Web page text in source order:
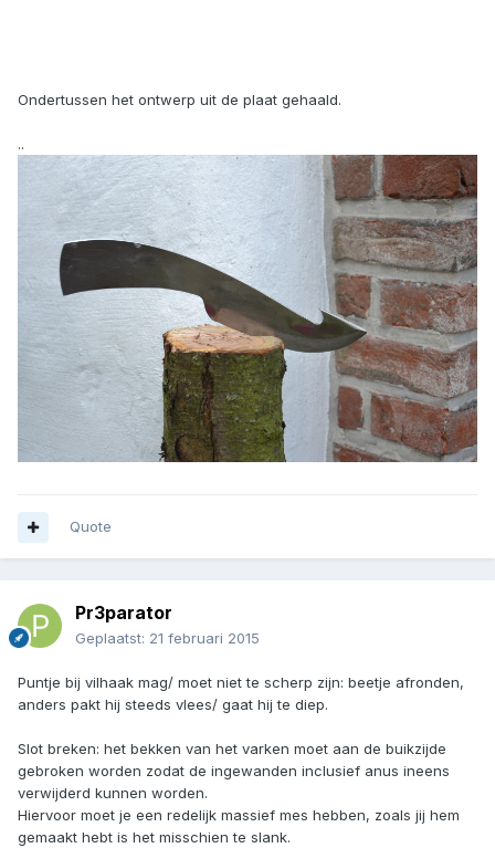
Ondertussen het ontwerp uit de plaat gehaald.
..
Quote
Pr3parator
Geplaatst: 21 februari 2015
Puntje bij vilhaak mag/ moet niet te scherp zijn: beetje afronden,
anders pakt hij steeds vlees/ gaat hij te diep.
Slot breken: het bekken van het varken moet aan de buikzijde
gebroken worden zodat de ingewanden inclusief anus ineens
verwijderd kunnen worden.
Hiervoor moet je een redelijk massief mes hebben, zoals jij hem
gemaakt hebt is het misschien te slank.